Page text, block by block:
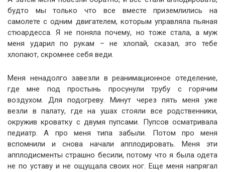
будто мы только что все вместе приземлились на
самолете с одним двигателем, которым управляла пьяная
стюардесса. Я не поняла почему, но тоже стала, а муж
меня ударил по рукам – не хлопай, сказал, это тебе
хлопают, скромнее себя веди.
Меня ненадолго завезли в реанимационное отеделение,
где мне под простынь просунули трубу с горячим
воздухом. Для подогреву. Минут через пять меня уже
везли в палату, где на ушах стояли все родственники,
окружив кроватку с двумя пупсами. Пупсов осматривала
педиатр. А про меня типа забыли. Потом про меня
вспомнили и снова начали апплодировать. Меня эти
апплодисменты страшно бесили, потому что я была одета
не по уставу и не ощущала своих ног. Еще меня напрягал